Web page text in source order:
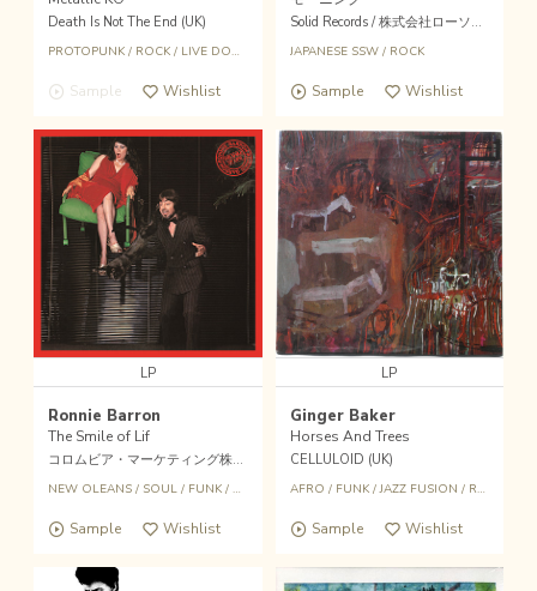
Death Is Not The End (UK)
PROTOPUNK/ ROCK/ LIVE DOCUMENT
Sample Wishlist
Solid Records / 株式会社ローソンエンタテインメント
JAPANESE SSW/ ROCK
Sample Wishlist
LP
Ronnie Barron
The Smile of Lif
コロムビア・マーケティング株式会社 (JPN)
NEW OLEANS/ SOUL/ FUNK/ ROCK
Sample Wishlist
LP
Ginger Baker
Horses And Trees
CELLULOID (UK)
AFRO / FUNK/JAZZ FUSION / ROCK
Sample Wishlist